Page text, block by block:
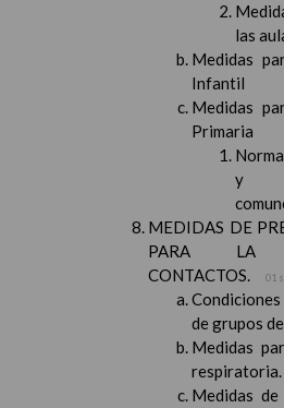
las
Medidas
Infantil
Medidas
Primaria
y
MEDIDAS DE
PARA LA
CONTACTOS.
01
de grupos
Medidas
respiratoria.
Medidas